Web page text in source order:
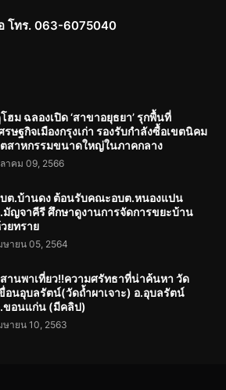
โทร. 063-6075040
ฮม ฉลองเปิด ‘สาขาอยุธยา’ รุกพื้นที่
รษฐกิจเมืองกรุงเก่า รองรับกำลังซื้อเขตนิคม
สาหกรรมขนาดใหญ่ในภาคกลาง
าคม 09, 2566
ต.บ้านดง ต้อนรับคณะอบต.หนองแปน
มัญจาคีรี ศึกษาดูงานการจัดการขยะบ้าน
ยทราย
ษายน 05, 2564
านพาเที่ยว!!ความศรัทธาที่น่าค้นหา วัด
อนอุบลรัตน์(วัดถ้ำผาเจาะ) อ.อุบลรัตน์
ขอนแก่น (มีคลิป)
ษายน 10, 2563